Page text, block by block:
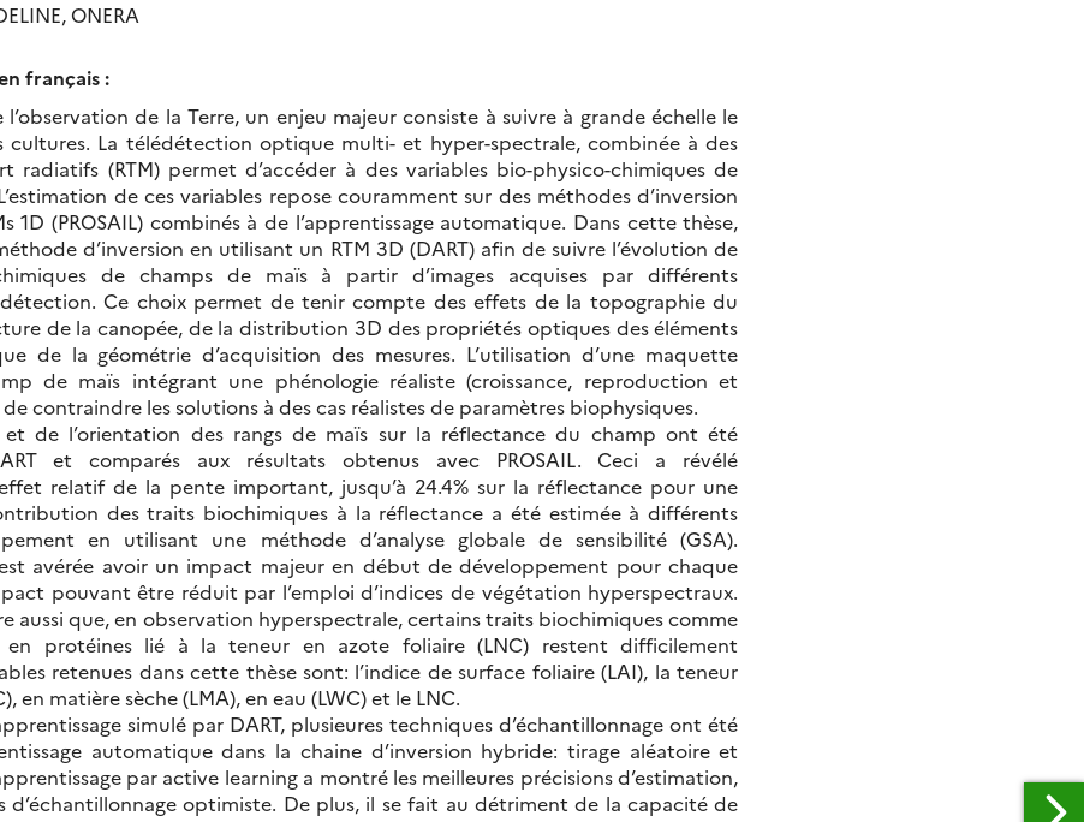
ONERA
français :
de la Terre, un enjeu majeur consiste à suivre à grande échelle le
cultures. La télédétection optique multi- et hyper-spectrale, combinée à des
radiatifs (RTM) permet d’accéder à des variables bio-physico-chimiques de
de ces variables repose couramment sur des méthodes d’inversion
1D (PROSAIL) combinés à de l’apprentissage automatique. Dans cette thèse,
d’inversion en utilisant un RTM 3D (DART) afin de suivre l’évolution de
de champs de maïs à partir d’images acquises par différents
Ce choix permet de tenir compte des effets de la topographie du
de la canopée, de la distribution 3D des propriétés optiques des éléments
de la géométrie d’acquisition des mesures. L’utilisation d’une maquette
de maïs intégrant une phénologie réaliste (croissance, reproduction et
contraindre les solutions à des cas réalistes de paramètres biophysiques.
et de l’orientation des rangs de maïs sur la réflectance du champ ont été
et comparés aux résultats obtenus avec PROSAIL. Ceci a révélé
relatif de la pente important, jusqu’à 24.4% sur la réflectance pour une
des traits biochimiques à la réflectance a été estimée à différents
en utilisant une méthode d’analyse globale de sensibilité (GSA).
avérée avoir un impact majeur en début de développement pour chaque
pouvant être réduit par l’emploi d’indices de végétation hyperspectraux.
aussi que, en observation hyperspectrale, certains traits biochimiques comme
protéines lié à la teneur en azote foliaire (LNC) restent difficilement
retenues dans cette thèse sont: l’indice de surface foliaire (LAI), la teneur
en matière sèche (LMA), en eau (LWC) et le LNC.
simulé par DART, plusieures techniques d’échantillonnage ont été
automatique dans la chaine d’inversion hybride: tirage aléatoire et
par active learning a montré les meilleures précisions d’estimation,
d’échantillonnage optimiste. De plus, il se fait au détriment de la capacité de